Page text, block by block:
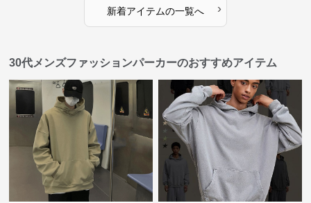
新着アイテムの一覧へ ›
30代メンズファッションパーカーのおすすめアイテム